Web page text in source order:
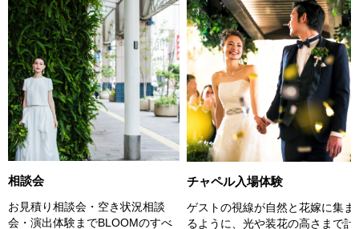
相談会
お見積り相談会・空き状況相談
会・演出体験までBLOOMのすべ
チャペル入場体験
ゲストの視線が自然と花嫁に集ま
るように、光や装花の高さまで計